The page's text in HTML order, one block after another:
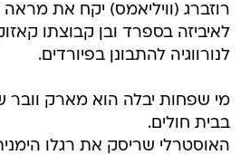
לנורווגיה להתבונן בפיורדים.
מי שפחות יבלה הוא מארק וובר
האוסטרלי שריסק את רגלו
לאחר תום העונה שעברה, יכנס
הרופאים שני ברגים שהושתלו